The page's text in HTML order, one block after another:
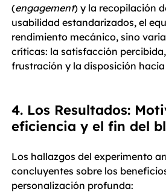
(engagement) y la recopilación
usabilidad estandarizados, el
rendimiento mecánico, sino
críticas: la satisfacción
frustración y la disposición
4. Los Resultados:
eficiencia y el fin del
Los hallazgos del experimento
concluyentes sobre los
personalización profunda: